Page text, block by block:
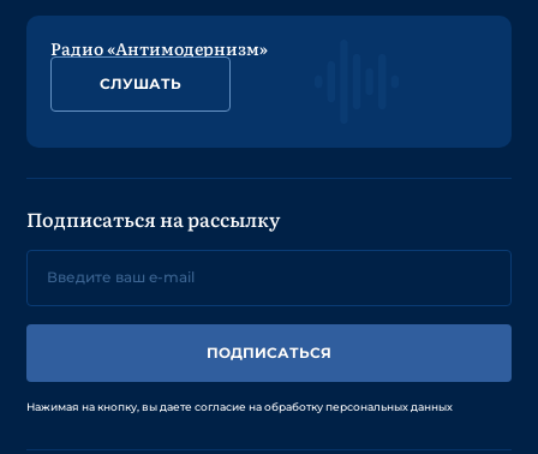
Радио «Антимодернизм»
СЛУШАТЬ
Подписаться на рассылку
ПОДПИСАТЬСЯ
Нажимая на кнопку, вы даете согласие на обработку персональных данных